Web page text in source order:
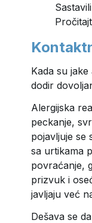
Kada su
dodir
Alergijska
peckanje,
pojavljuje se
sa urtikama
povraćanje,
prizvuk i
javljaju već
Dešava se